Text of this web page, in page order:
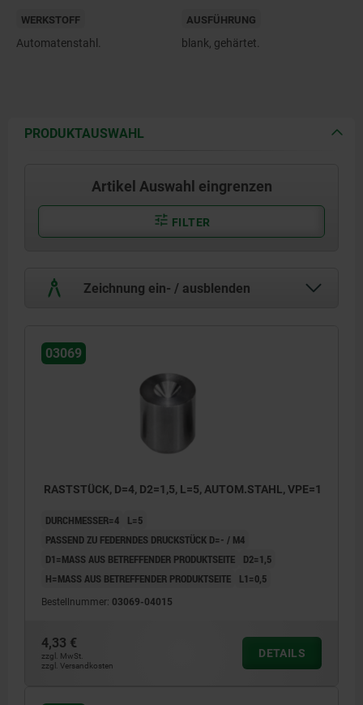
WERKSTOFF
Automatenstahl.
AUSFÜHRUNG
blank, gehärtet.
PRODUKTAUSWAHL
Artikel Auswahl eingrenzen
FILTER
Zeichnung ein- / ausblenden
03069
RASTSTÜCK, D=4, D2=1,5, L=5, AUTOM.STAHL, VPE=1
DURCHMESSER=4
L=5
PASSEND ZU FEDERNDES DRUCKSTÜCK D=- / M4
D1=MASS AUS BETREFFENDER PRODUKTSEITE
D2=1,5
H=MASS AUS BETREFFENDER PRODUKTSEITE
L1=0,5
Bestellnummer: 03069-04015
4,33 €
zzgl. MwSt.
zzgl. Versandkosten
DETAILS